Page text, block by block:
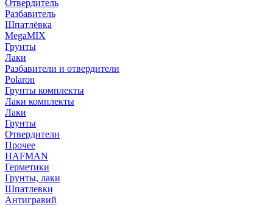
Отвердитель
Разбавитель
Шпатлёвка
MegaMIX
Грунты
Лаки
Разбавители и отвердители
Polaron
Грунты комплекты
Лаки комплекты
Лаки
Грунты
Отвердители
Прочее
HAFMAN
Герметики
Грунты, лаки
Шпатлевки
Антигравий